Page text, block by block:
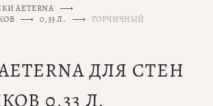
AETERNA
0,33 Л. ГОРЧИЧНЫЙ
ДЛЯ СТЕН
0,33 Л.